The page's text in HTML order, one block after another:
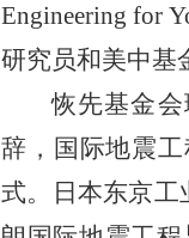
Engineering for
研究员和美中基
恢先基金会
辞，国际地震
式。日本东京工